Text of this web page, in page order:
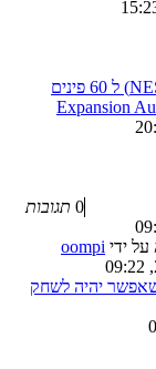
מדריך - שינויים במתאם 72 פינים (NES) ל 60 פינים
0 תגובות
על ידי oompi
יהיה לשחק